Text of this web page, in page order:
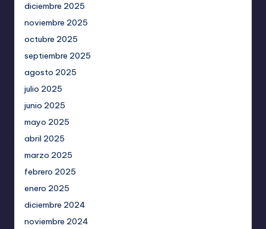
diciembre 2025
noviembre 2025
octubre 2025
septiembre 2025
agosto 2025
julio 2025
junio 2025
mayo 2025
abril 2025
marzo 2025
febrero 2025
enero 2025
diciembre 2024
noviembre 2024